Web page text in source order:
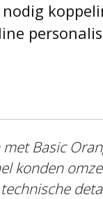
Basic
konden